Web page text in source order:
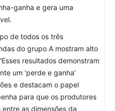
ganha e gera uma
de todos os três
do grupo A mostram alto
resultados demonstram
um ‘perde e ganha’
e destacam o papel
para que os produtores
as dimensões da